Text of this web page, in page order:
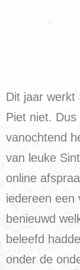
Dit jaar werkt
Piet niet.
vanochtend
van leuke
online
iedereen een
benieuwd
beleefd
onder de